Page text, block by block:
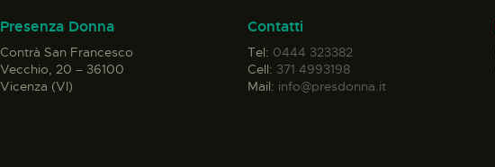
Presenza Donna
Contrà San Francesco
Vecchio, 20 – 36100
Vicenza (VI)
Contatti
Tel: 0444 323382
Cell: 371 4993198
Mail: info@presdonna.it